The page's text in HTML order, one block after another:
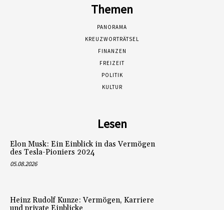
Themen
PANORAMA
KREUZWORTRÄTSEL
FINANZEN
FREIZEIT
POLITIK
KULTUR
Lesen
Elon Musk: Ein Einblick in das Vermögen
des Tesla-Pioniers 2024
05.08.2026
Heinz Rudolf Kunze: Vermögen, Karriere